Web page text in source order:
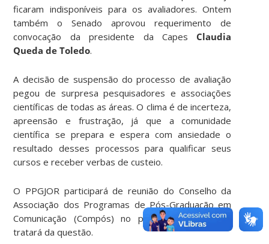
ficaram indisponíveis para os avaliadores. Ontem
também o Senado aprovou requerimento de
convocação da presidente da Capes Claudia
Queda de Toledo.
A decisão de suspensão do processo de avaliação
pegou de surpresa pesquisadores e associações
científicas de todas as áreas. O clima é de incerteza,
apreensão e frustração, já que a comunidade
científica se prepara e espera com ansiedade o
resultado desses processos para qualificar seus
cursos e receber verbas de custeio.
O PPGJOR participará de reunião do Conselho da
Associação dos Programas de Pós-Graduação em
Comunicação (Compós) no próximo dia 29 que
tratará da questão.